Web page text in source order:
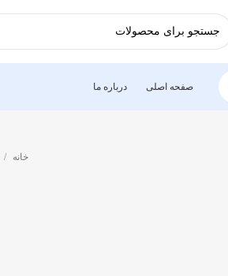
صفحه اصلی درباره ما
خانه